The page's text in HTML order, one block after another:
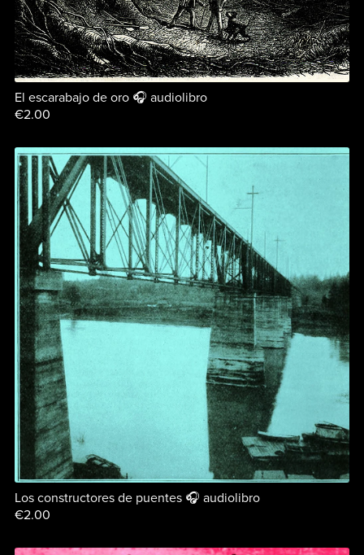
El escarabajo de oro 🎧 audiolibro
€2.00
Los constructores de puentes 🎧 audiolibro
€2.00